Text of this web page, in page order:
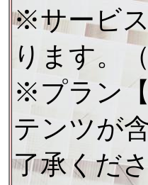
※サービ
ります。
※プラン
テンツが
了承くだ